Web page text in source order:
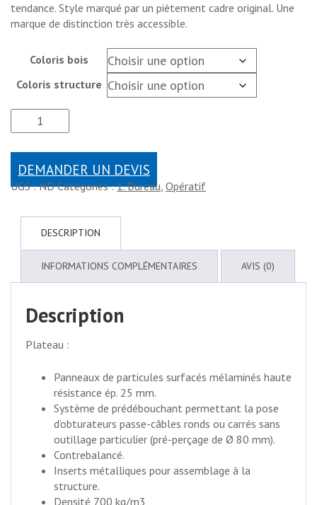
tendance. Style marqué par un piètement cadre original. Une
marque de distinction très accessible.
Coloris bois
Coloris structure
DEMANDER UN DEVIS
UGS :ND Catégories :1. Bureau, Opératif
DESCRIPTION
INFORMATIONS COMPLÉMENTAIRES AVIS (0)
Description
Plateau :
Panneaux de particules surfacés mélaminés haute
résistance ép. 25 mm.
Système de prédébouchant permettant la pose
d’obturateurs passe-câbles ronds ou carrés sans
outillage particulier (pré-perçage de Ø 80 mm).
Contrebalancé.
Inserts métalliques pour assemblage à la
structure.
Densité 700 kg/m3